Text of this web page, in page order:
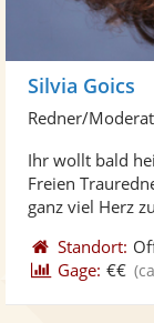
Silvia Goics
Redner/
Ihr wollt bald
Freien
ganz viel Herz
Standort:
Gage: €€